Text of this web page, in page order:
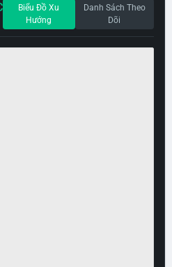
Biểu Đồ Xu
Hướng
Danh Sách Theo
Dõi